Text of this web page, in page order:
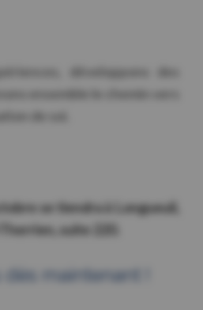
développons des
ensemble le chemin vers
de soi.
se tiendraà Longueuil,
suite 220.
maintenant !